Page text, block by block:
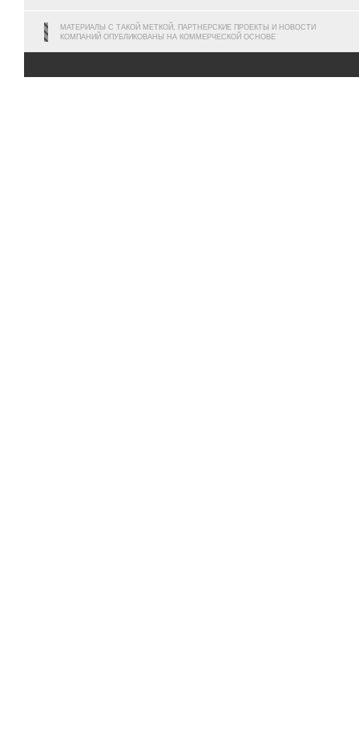
МАТЕРИАЛЫ С ТАКОЙ МЕТКОЙ, ПАРТНЕРСКИЕ ПРОЕКТЫ И НОВОСТИ
КОМПАНИЙ ОПУБЛИКОВАНЫ НА КОММЕРЧЕСКОЙ ОСНОВЕ